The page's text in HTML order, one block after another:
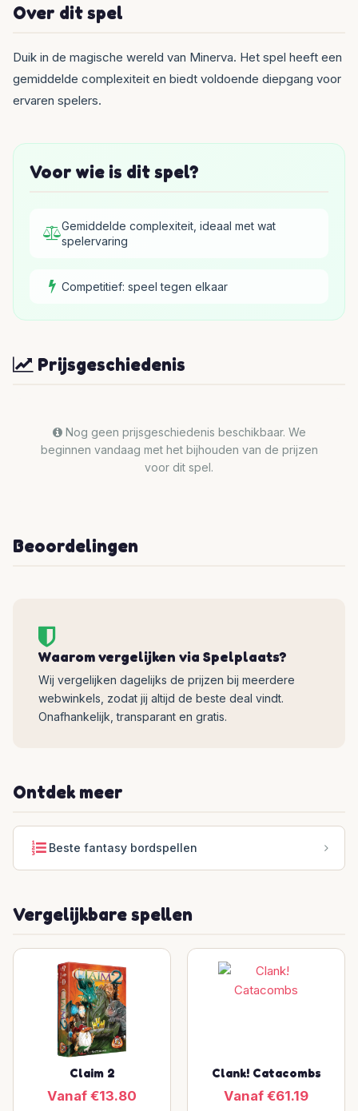
Over dit spel
Duik in de magische wereld van Minerva. Het spel heeft een
gemiddelde complexiteit en biedt voldoende diepgang voor
ervaren spelers.
Voor wie is dit spel?
Gemiddelde complexiteit, ideaal met wat
spelervaring
Competitief: speel tegen elkaar
Prijsgeschiedenis
Nog geen prijsgeschiedenis beschikbaar. We
beginnen vandaag met het bijhouden van de prijzen
voor dit spel.
Beoordelingen
Waarom vergelijken via Spelplaats?
Wij vergelijken dagelijks de prijzen bij meerdere
webwinkels, zodat jij altijd de beste deal vindt.
Onafhankelijk, transparant en gratis.
Ontdek meer
Beste fantasy bordspellen
Vergelijkbare spellen
Claim 2
Vanaf €13.80
Clank! Catacombs
Vanaf €61.19